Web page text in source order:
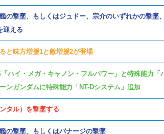
の撃墜、もしくはジュドー、宗介のいずれかの撃墜
迎える
と味方増援1と敵増援2が登場
ハイ・メガ・キャノン・フルパワー」と特殊能力「
ンガンダムに特殊能力「NT-Dシステム」追加
タル）を撃墜する
の撃墜、もしくはバナージの撃墜